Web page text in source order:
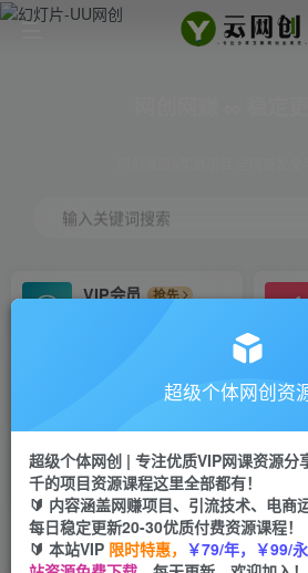
输入关键词搜索
VIP会员
抢先
会员专属推广链接
挂机
项目
脚本卡密
首页 创业课程 会员专属 正文
超级个体网创资
超级个体网创 | 专注优质VIP网课资源分
千的项目资源课程这里全部都有！
🔰 内容涵盖网赚项目、引流技术、电商
每日稳定更新20-30优质付费资源课程！
🔰 本站VIP 限时特惠， ￥79/年，￥99/